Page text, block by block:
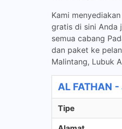
Kami
gratis di sini Anda
semua cabang
dan paket ke
Malintang, Lubuk
AL FATHAN
Tipe